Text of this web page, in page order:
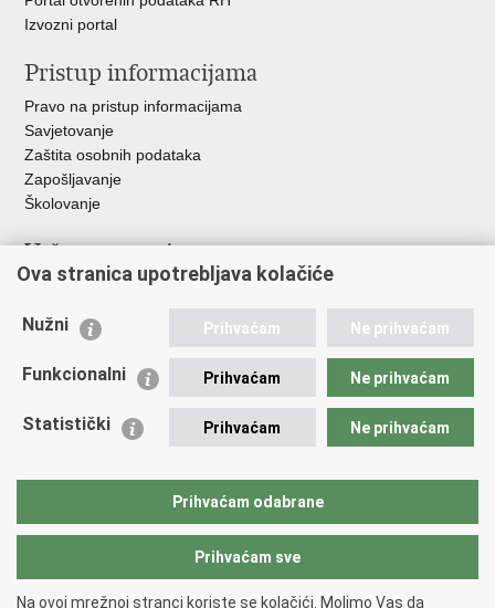
Izvozni portal
Pristup informacijama
Pravo na pristup informacijama
Savjetovanje
Zaštita osobnih podataka
Zapošljavanje
Školovanje
Važne poveznice
Ministarstvo unutarnjih poslova
Udruge
Policijska akademija
Zaklada policijske solidarnosti
Vučetić"
Ova stranica upotrebljava kolačiće
Nužni Prihvaćam Ne prihvaćam
Funkcionalni Prihvaćam Ne prihvaćam
Statistički Prihvaćam Ne prihvaćam
Prihvaćam odabrane
Prihvaćam sve
Na ovoj mrežnoj stranci koriste se kolačići. Molimo Vas da